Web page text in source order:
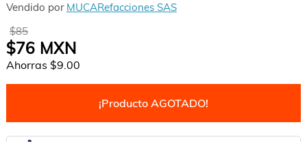
Vendido por MUCARefacciones SAS
$85
$76MXN
Ahorras $9.00
¡Producto AGOTADO!